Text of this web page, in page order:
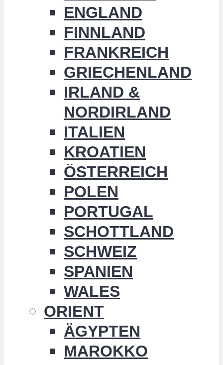
ENGLAND
FINNLAND
FRANKREICH
GRIECHENLAND
IRLAND &
NORDIRLAND
ITALIEN
KROATIEN
ÖSTERREICH
POLEN
PORTUGAL
SCHOTTLAND
SCHWEIZ
SPANIEN
WALES
ORIENT
ÄGYPTEN
MAROKKO